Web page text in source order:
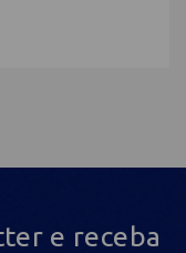
e receba